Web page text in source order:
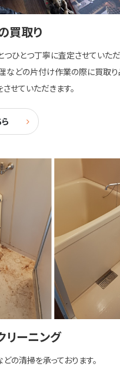
買取り
ひとつ丁寧に査定させていただ
などの片付け作業の際に買取り
せていただきます。
リーニング
の清掃を承っております。